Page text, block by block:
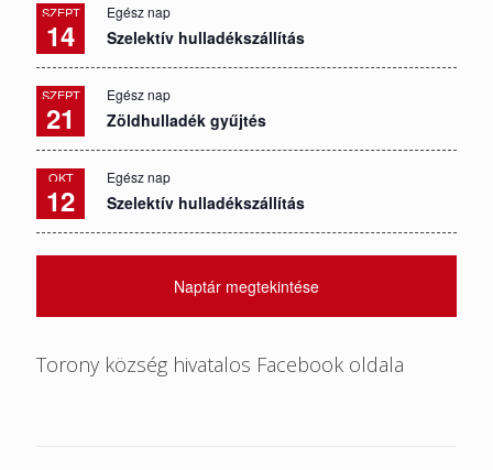
SZEPT
14
Egész nap
Szelektív hulladékszállítás
SZEPT
21
Egész nap
Zöldhulladék gyűjtés
OKT
12
Egész nap
Szelektív hulladékszállítás
Naptár megtekintése
Torony község hivatalos Facebook oldala